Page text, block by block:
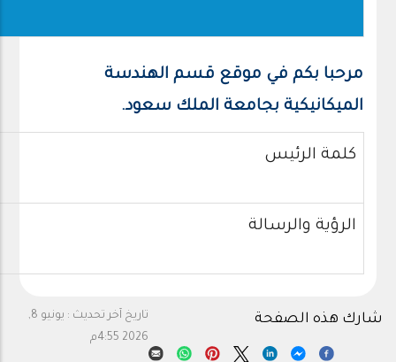
مرحبا بكم في موقع قسم الهندسة
الميكانيكية بجامعة الملك سعود.
كلمة الرئيس
الرؤية والرسالة
تاريخ آخر تحديث :
يونيو 8,
2026 4:55م
شارك هذه الصفحة